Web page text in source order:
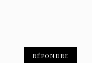
RÉPONDRE